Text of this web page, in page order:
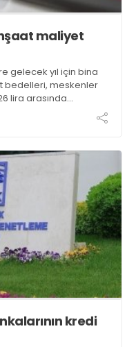
maliyet
gelecek yıl için bina
bedelleri, meskenler
lira arasında
kredi